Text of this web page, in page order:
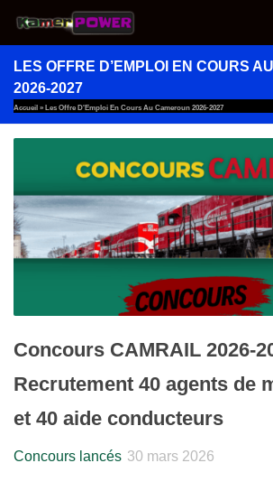
Au dessous du contenu
LES OFFRE D’EMPLOI EN COURS
2026-2027
Accueil » Les Offre D'Emploi En Cours Au Cameroun 2026-2027
Concours CAMRAIL 2026-
Recrutement 40 agents de
et 40 aide conducteurs
Concours lancés 30 mars 2026